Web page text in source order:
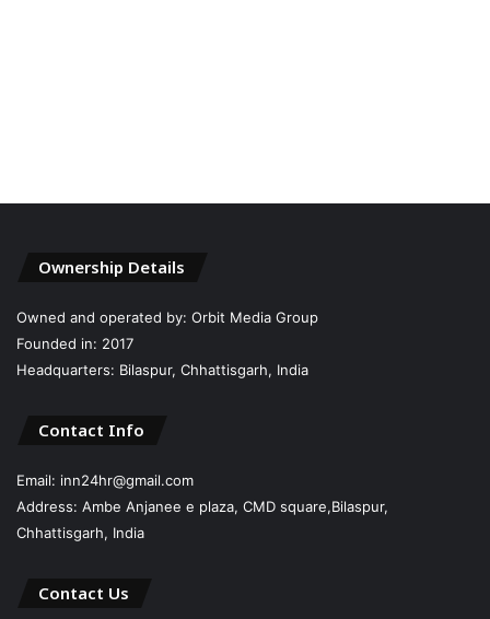
Ownership Details
Owned and operated by: Orbit Media Group
Founded in: 2017
Headquarters: Bilaspur, Chhattisgarh, India
Contact Info
Email: inn24hr@gmail.com
Address: Ambe Anjanee e plaza, CMD square,Bilaspur,
Chhattisgarh, India
Contact Us